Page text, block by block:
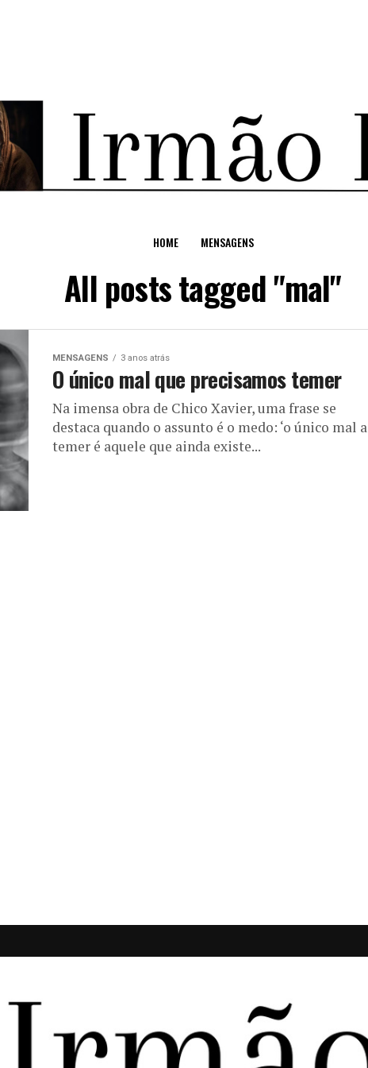
HOME MENSAGENS
All posts tagged "mal"
MENSAGENS 3 anos atrás
O único mal que precisamos temer
Na imensa obra de Chico Xavier, uma frase se
destaca quando o assunto é o medo: ‘o único mal a
temer é aquele que ainda existe...